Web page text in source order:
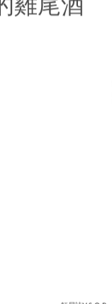
雞尾酒